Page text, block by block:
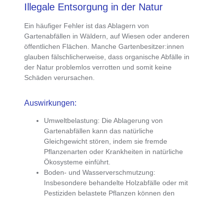
Illegale Entsorgung in der Natur
Ein häufiger Fehler ist das Ablagern von
Gartenabfällen in Wäldern, auf Wiesen oder anderen
öffentlichen Flächen. Manche Gartenbesitzer:innen
glauben fälschlicherweise, dass organische Abfälle in
der Natur problemlos verrotten und somit keine
Schäden verursachen.
Auswirkungen:
Umweltbelastung: Die Ablagerung von
Gartenabfällen kann das natürliche
Gleichgewicht stören, indem sie fremde
Pflanzenarten oder Krankheiten in natürliche
Ökosysteme einführt.
Boden- und Wasserverschmutzung:
Insbesondere behandelte Holzabfälle oder mit
Pestiziden belastete Pflanzen können den